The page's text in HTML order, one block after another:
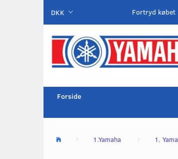
DKK Fortryd købet
Forside
1.Yamaha 1.